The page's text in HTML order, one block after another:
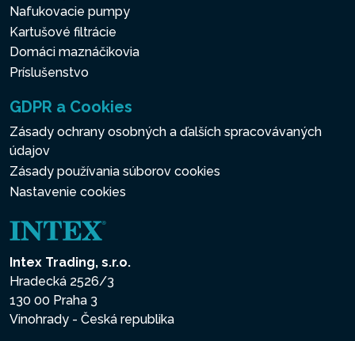
Nafukovacie pumpy
Kartušové filtrácie
Domáci maznáčikovia
Príslušenstvo
GDPR a Cookies
Zásady ochrany osobných a ďalších spracovávaných
údajov
Zásady používania súborov cookies
Nastavenie cookies
Intex Trading, s.r.o.
Hradecká 2526/3
130 00 Praha 3
Vinohrady - Česká republika